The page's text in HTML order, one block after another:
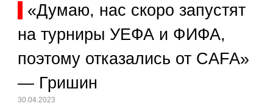
«Думаю, нас скоро запустят
на турниры УЕФА и ФИФА,
поэтому отказались от CAFA»
— Гришин
30.04.2023